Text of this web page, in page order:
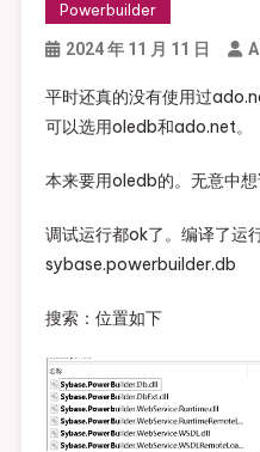
Powerbuilder
2024 年 11 月 11 日
平时还真的没有使用过
可以选用oledb和ado.net。
本来要用oledb的。无意中
调试运行都ok了。编译了运
sybase.powerbuilder.db
搜索：位置如下